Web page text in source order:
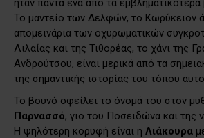
Το μαντείο των Δελφών, το Κωρύκειον
απομεινάρια των οχυρωματικών
Λιλαίας και της Τιθορέας, το χάνι της
Ανδρούτσου, είναι μερικά από τα
της σημαντικής ιστορίας του τόπου
​Το βουνό οφείλει το όνομά του στον
Παρνασσό, γιο του Ποσειδώνα και της
H ψηλότερη κορυφή είναι η Λιάκουρα